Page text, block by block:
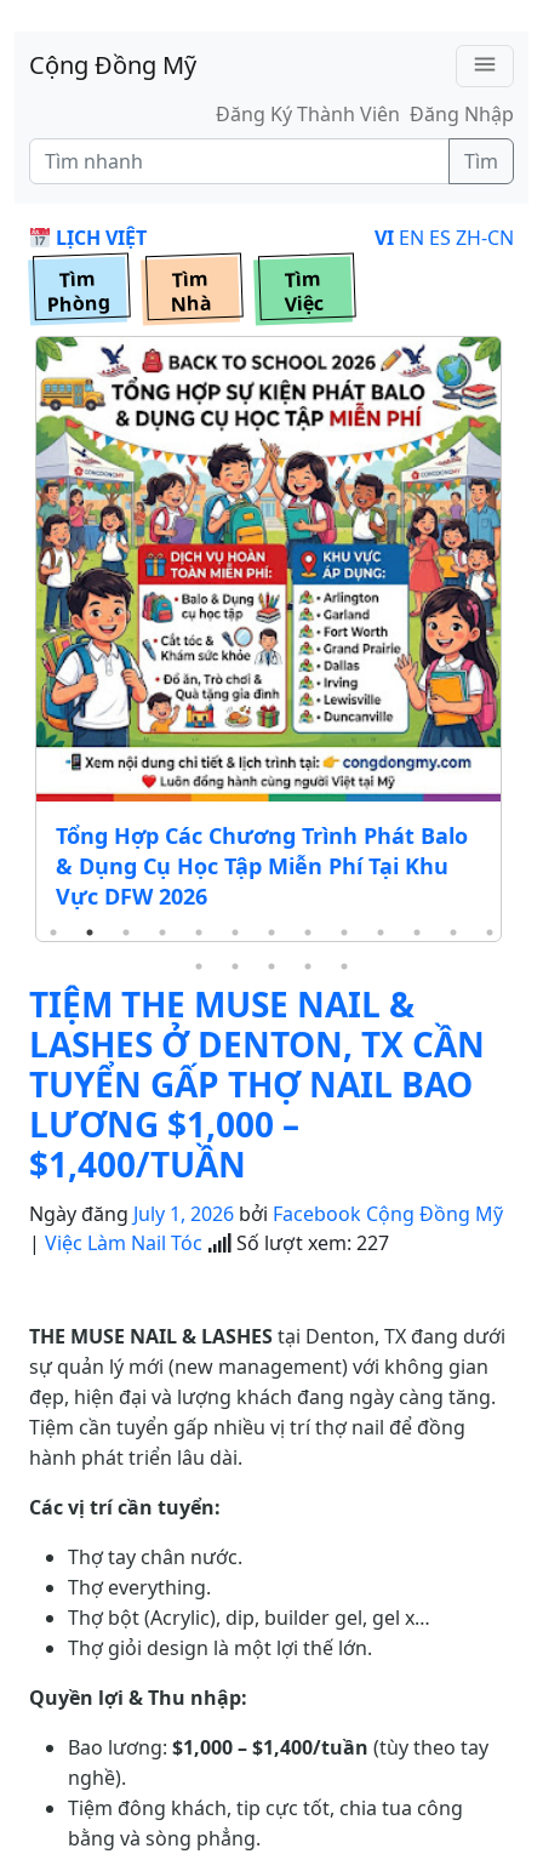
Cộng Đồng Mỹ
menu
Đăng Ký Thành Viên Đăng Nhập
Tìm
LỊCH VIỆT VI EN ES ZH-CN
Tìm
Phòng
Tìm
Nhà
Tìm
Việc
Tổng Hợp Các Chương Trình Phát Balo
& Dụng Cụ Học Tập Miễn Phí Tại Khu
Vực DFW 2026
TIỆM THE MUSE NAIL &
LASHES Ở DENTON, TX CẦN
TUYỂN GẤP THỢ NAIL BAO
LƯƠNG $1,000 –
$1,400/TUẦN
Ngày đăng July 1, 2026 bởi Facebook Cộng Đồng Mỹ
| Việc Làm Nail Tóc Số lượt xem: 227
THE MUSE NAIL & LASHEStại Denton, TX đang dưới
sự quản lý mới (new management) với không gian
đẹp, hiện đại và lượng khách đang ngày càng tăng.
Tiệm cần tuyển gấp nhiều vị trí thợ nail để đồng
hành phát triển lâu dài.
Các vị trí cần tuyển:
Thợ tay chân nước.
Thợ everything.
Thợ bột (Acrylic), dip, builder gel, gel x…
Thợ giỏi design là một lợi thế lớn.
Quyền lợi & Thu nhập:
Bao lương: $1,000 – $1,400/tuần (tùy theo tay
nghề).
Tiệm đông khách, tip cực tốt, chia tua công
bằng và sòng phẳng.